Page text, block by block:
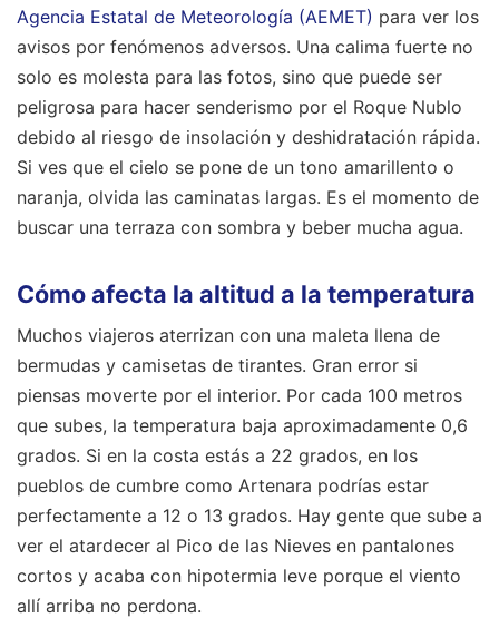
Agencia Estatal de Meteorología (AEMET) para ver los
avisos por fenómenos adversos. Una calima fuerte no
solo es molesta para las fotos, sino que puede ser
peligrosa para hacer senderismo por el Roque Nublo
debido al riesgo de insolación y deshidratación rápida.
Si ves que el cielo se pone de un tono amarillento o
naranja, olvida las caminatas largas. Es el momento de
buscar una terraza con sombra y beber mucha agua.
Cómo afecta la altitud a la temperatura
Muchos viajeros aterrizan con una maleta llena de
bermudas y camisetas de tirantes. Gran error si
piensas moverte por el interior. Por cada 100 metros
que subes, la temperatura baja aproximadamente 0,6
grados. Si en la costa estás a 22 grados, en los
pueblos de cumbre como Artenara podrías estar
perfectamente a 12 o 13 grados. Hay gente que sube a
ver el atardecer al Pico de las Nieves en pantalones
cortos y acaba con hipotermia leve porque el viento
allí arriba no perdona.